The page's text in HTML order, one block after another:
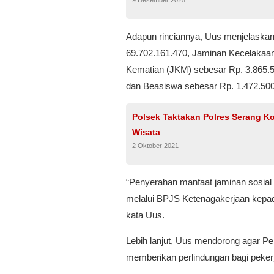
Adapun rinciannya, Uus
69.702.161.470, Jaminan
Kematian (JKM) sebesar Rp.
dan Beasiswa sebesar Rp.
Polsek Taktakan Polres Serang
Wisata
2 Oktober 2021
“Penyerahan manfaat jaminan
melalui BPJS Ketenagakerjaan
kata Uus.
Lebih lanjut, Uus mendorong agar
memberikan perlindungan bagi